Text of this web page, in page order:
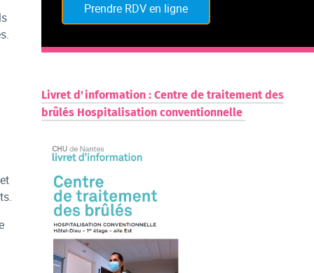
Prendre RDV en ligne
Livret d'information : Centre de traitement des
brûlés Hospitalisation conventionnelle